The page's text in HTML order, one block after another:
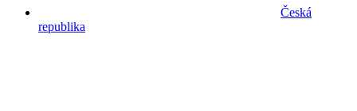
Česká
republika